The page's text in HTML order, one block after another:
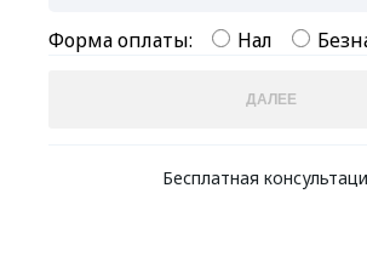
Форма оплаты: Нал
ДАЛЕЕ
Бесплатная